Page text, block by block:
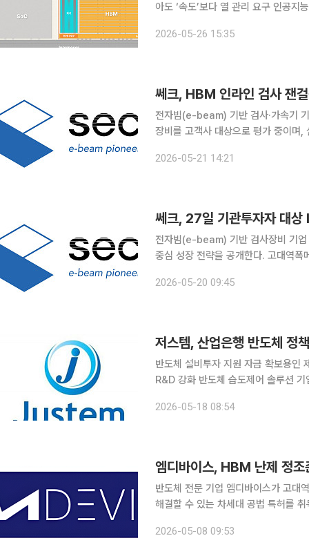
아도 ‘속도’보다 열 관리 요구 인공지능(AI) 반도체 경쟁의 핵심 축이 ‘속도’에서 ‘온도’로 이동하고
면서 발열 제어 능력이 차세대 AI 메
2026-05-26 15:35
전자빔(e-beam) 기반 검사·가속기
장비를 고객사 대상으로 평가 중이며
공시채널(KIND)를 통해 투자설명회
2026-05-21 14:21
쎄크, 27일 기관투자자 대
전자빔(e-beam) 기반 검사장비 기업
중심 성장 전략을 공개한다. 고대역
27일 기관투자자 대상 IR을 진행한다
2026-05-20 09:45
저스템, 산업은행 반도체
반도체 설비투자 지원 자금 확보용인
R&D 강화 반도체 습도제어 솔루션 기업 저스템이 한국산업은행으로부터 300억원 규모의 반도체
2026-05-18 08:54
엠디바이스, HBM 난제 정조
반도체 전문 기업 엠디바이스가 고대
해결할 수 있는 차세대 공법 특허를 취득했다고 8일 밝혔다.
법으로, 기존 HBM 제조 방식의 구조
2026-05-08 09:53